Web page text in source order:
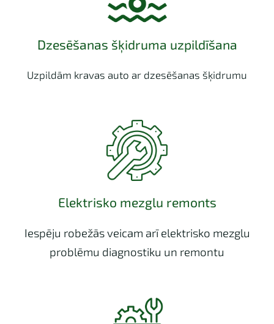
Dzesēšanas šķidruma uzpildīšana
Uzpildām kravas auto ar dzesēšanas šķidrumu
Elektrisko mezglu remonts
Iespēju robežās veicam arī elektrisko mezglu
problēmu diagnostiku un remontu